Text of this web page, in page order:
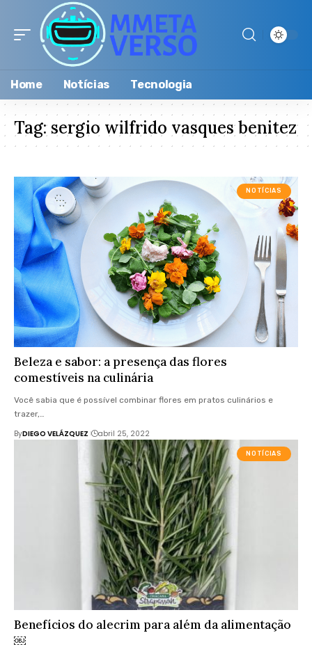
Home Notícias Tecnologia
Tag:sergio wilfrido vasques benitez
NOTÍCIAS
Beleza e sabor: a presença das flores
comestíveis na culinária
Você sabia que é possível combinar flores em pratos culinários e
trazer,…
ByDIEGO VELÁZQUEZ abril 25, 2022
NOTÍCIAS
Benefícios do alecrim para além da alimentação
￼